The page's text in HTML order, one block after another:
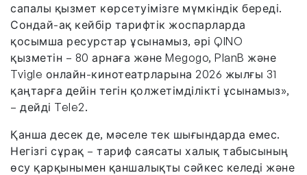
сапалы қызмет көрсетуімізге мүмкіндік береді.
Сондай-ақ кейбір тарифтік жоспарларда
қосымша ресурстар ұсынамыз, әрі QINO
қызметін – 80 арнаға және Megogo, PlanB және
Tvigle онлайн-кинотеатрларына 2026 жылғы 31
қаңтарға дейін тегін қолжетімділікті ұсынамыз»,
– дейді Tele2.
Қанша десек де, мәселе тек шығындарда емес.
Негізгі сұрақ – тариф саясаты халық табысының
өсу қарқынымен қаншалықты сәйкес келеді және